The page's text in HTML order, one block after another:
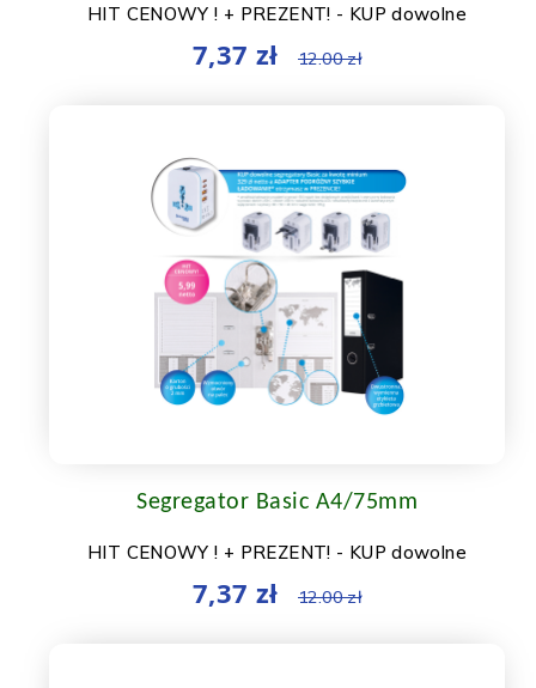
HIT CENOWY ! + PREZENT! - KUP dowolne
segregatory Basic za kwotę minium 329 zł neto a
ADAPTER (...)
7,37 zł 12.00 zł
Segregator Basic A4/75mm
HIT CENOWY ! + PREZENT! - KUP dowolne
segregatory Basic za kwotę minium 329 zł neto a
ADAPTER (...)
7,37 zł 12.00 zł